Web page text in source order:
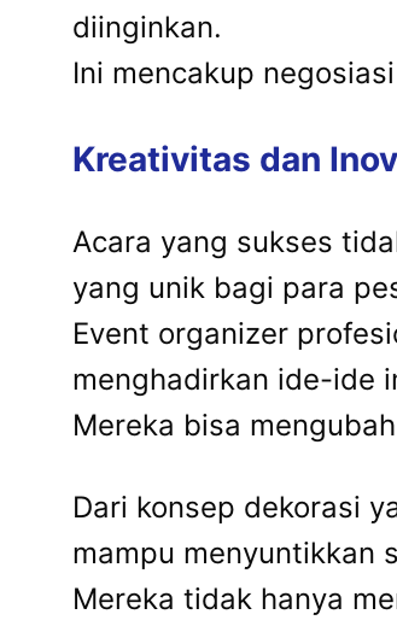
diinginkan.
Ini mencakup
Kreativitas dan
Acara yang sukses
yang unik bagi para
Event organizer
menghadirkan ide-ide
Mereka bisa
Dari konsep dekorasi
mampu menyuntikkan
Mereka tidak hanya